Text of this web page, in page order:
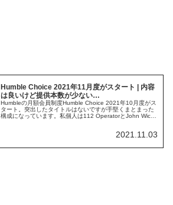
Humble Choice 2021年11月度がスタート | 内容
は良いけど提供本数が少ない…
Humbleの月額会員制度Humble Choice 2021年10月度がス
タート。突出したタイトルはないですが手堅くまとまった
構成になっています。私個人は112 OperatorとJohn Wick
2021.11.03